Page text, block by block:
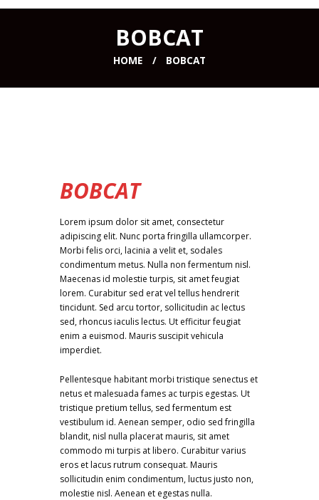
BOBCAT
HOME BOBCAT
BOBCAT
Lorem ipsum dolor sit amet, consectetur
adipiscing elit. Nunc porta fringilla ullamcorper.
Morbi felis orci, lacinia a velit et, sodales
condimentum metus. Nulla non fermentum nisl.
Maecenas id molestie turpis, sit amet feugiat
lorem. Curabitur sed erat vel tellus hendrerit
tincidunt. Sed arcu tortor, sollicitudin ac lectus
sed, rhoncus iaculis lectus. Ut efficitur feugiat
enim a euismod. Mauris suscipit vehicula
imperdiet.
Pellentesque habitant morbi tristique senectus et
netus et malesuada fames ac turpis egestas. Ut
tristique pretium tellus, sed fermentum est
vestibulum id. Aenean semper, odio sed fringilla
blandit, nisl nulla placerat mauris, sit amet
commodo mi turpis at libero. Curabitur varius
eros et lacus rutrum consequat. Mauris
sollicitudin enim condimentum, luctus justo non,
molestie nisl. Aenean et egestas nulla.